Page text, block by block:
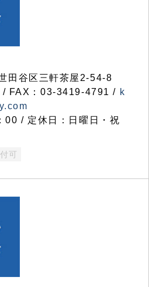
谷区三軒茶屋2-54-8
FAX：03-3419-4791 / k
00 / 定休日：日曜日・祝
可